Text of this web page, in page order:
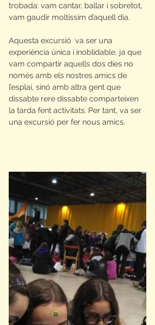
trobada: vam cantar, ballar i sobretot,
vam gaudir moltíssim d’aquell dia.
Aquesta excursió  va ser una
experiència única i inoblidable, ja que
vam compartir aquells dos dies no
només amb els nostres amics de
l’esplai, sinó amb altra gent que
dissabte rere dissabte comparteixen
la tarda fent activitats. Per tant, va ser
una excursió per fer nous amics.